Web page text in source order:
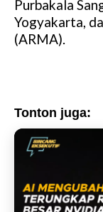
Purbakala
Yogyakarta,
(ARMA).
Tonton juga: